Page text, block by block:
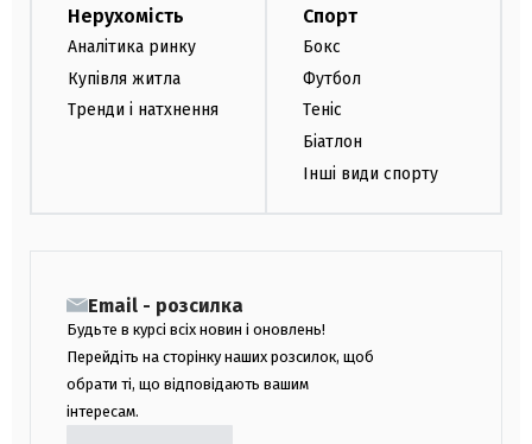
Нерухомість
Аналітика ринку
Купівля житла
Тренди і натхнення
Спорт
Бокс
Футбол
Теніс
Біатлон
Інші види спорту
Email - розсилка
Будьте в курсі всіх новин і оновлень!
Перейдіть на сторінку наших розсилок, щоб
обрати ті, що відповідають вашим
інтересам.